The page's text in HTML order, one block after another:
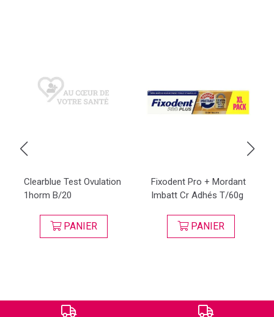
Clearblue Test Ovulation
1horm B/20
PANIER
Fixodent Pro + Mordant
Imbatt Cr Adhés T/60g
PANIER